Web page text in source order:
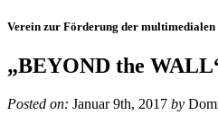
Verein zur Förderung der multimedialen
„BEYOND the
Posted on: Januar 9th, 2017 by